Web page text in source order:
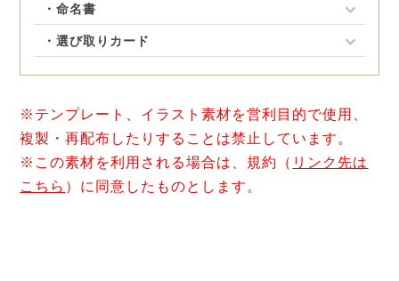
・命名書
・選び取りカード
※テンプレート、イラスト素材を営利目的で使用、
複製・再配布したりすることは禁止しています。
※この素材を利用される場合は、規約（ リンク先は
こちら ）に同意したものとします。